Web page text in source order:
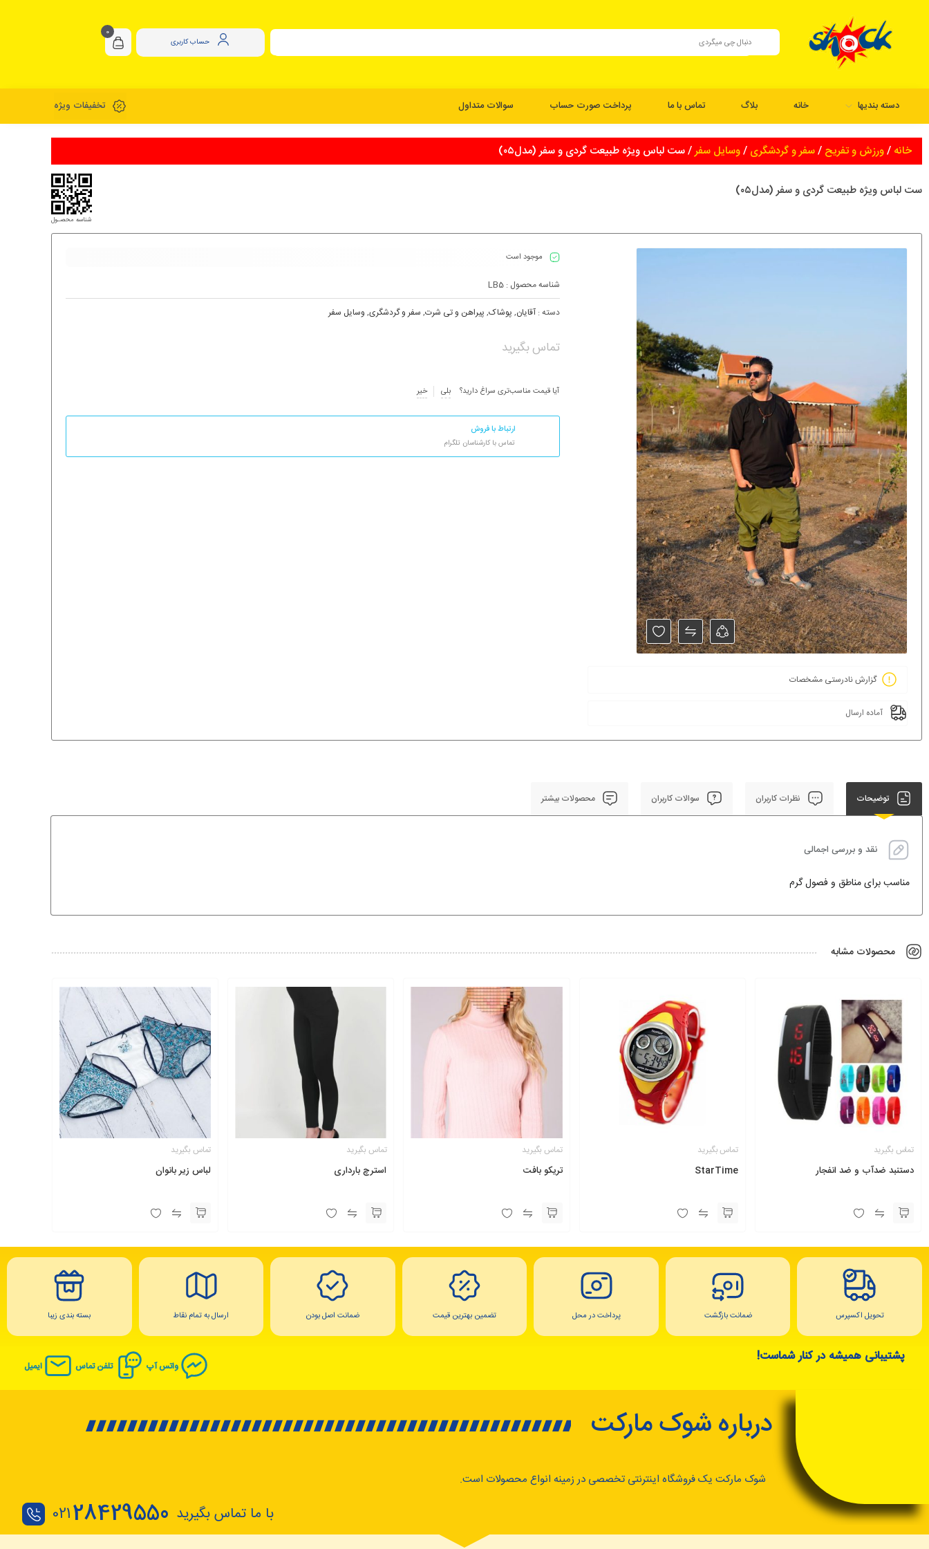
حساب کاربری
0
دسته بندیها خانه بلاگ تماس با ما پرداخت صورت حساب سوالات متداول تخفیفات ویژه
خانه /ورزش و تفریح /سفر و گردشگری /وسایل سفر/ ست لباس ویژه طبیعت گردی و سفر (مدل۰۵)
ست لباس ویژه طبیعت گردی و سفر (مدل۰۵)
شناسه محصـول
گزارش نادرستی مشخصات
آماده ارسال
موجود است
شناسه محصول :LB5
دسته :آقایان, پوشاک, پیراهن و تی شرت, سفر و گردشگری, وسایل سفر
تماس بگیرید
آیا قیمت مناسب‌تری سراغ دارید؟ بلی خیر
ارتباط با فروش
تماس با کارشناسان تلگرام
توضیحات نظرات کاربران سوالات کاربران محصولات بیشتر
نقد و بررسی اجمالی
مناسب برای مناطق و فصول گرم
محصولات مشابه
تماس بگیرید
دستنبد ضدآب و ضد انفجار
تماس بگیرید
StarTime
تماس بگیرید
تریکو بافت
تماس بگیرید
استرچ بارداری
تماس بگیرید
لباس زیر بانوان
تحویل اکسپرس ضمانت بازگشت پرداخت در محل تضمین بهترین قیمت ضمانت اصل بودن ارسال به تمام نقاط بسته بندی زیبا
پشتیبانی همیشه در کنار شماست!
واتس آپ تلفن تماس ایمیل
درباره شوک مارکت
شوک مارکت یک فروشگاه اینترنتی تخصصی در زمینه انواع محصولات است.
28429550
021 با ما تماس بگیرید